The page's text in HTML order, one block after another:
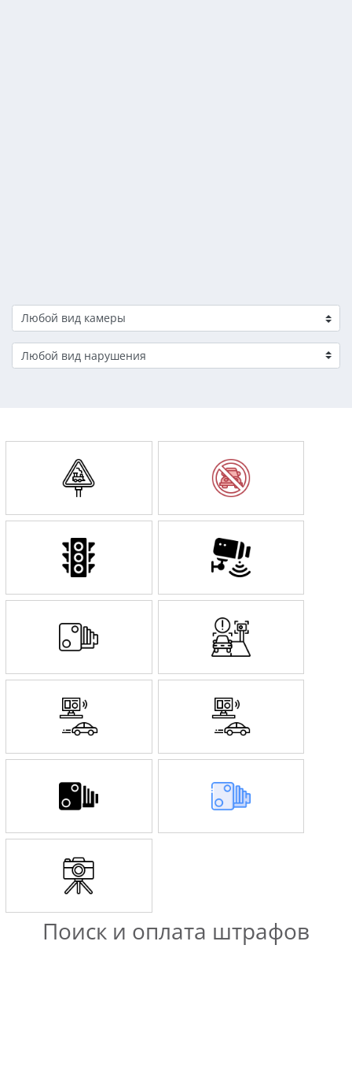
Поиск и оплата штрафов